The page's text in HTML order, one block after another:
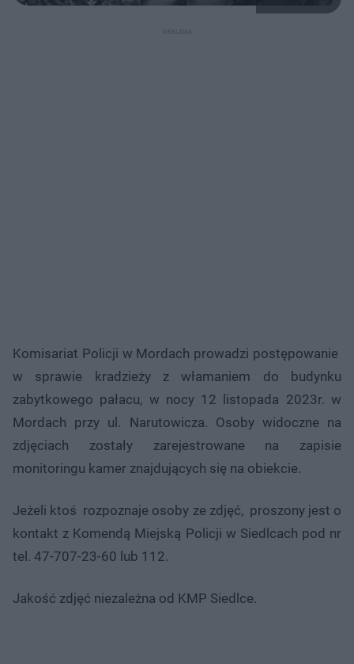
Komisariat Policji w Mordach prowadzi postępowanie
w sprawie kradzieży z włamaniem do budynku
zabytkowego pałacu, w nocy 12 listopada 2023r. w
Mordach przy ul. Narutowicza. Osoby widoczne na
zdjęciach zostały zarejestrowane na zapisie
monitoringu kamer znajdujących się na obiekcie.
Jeżeli ktoś rozpoznaje osoby ze zdjęć, proszony jest o
kontakt z Komendą Miejską Policji w Siedlcach pod nr
tel. 47-707-23-60 lub 112.
Jakość zdjęć niezależna od KMP Siedlce.